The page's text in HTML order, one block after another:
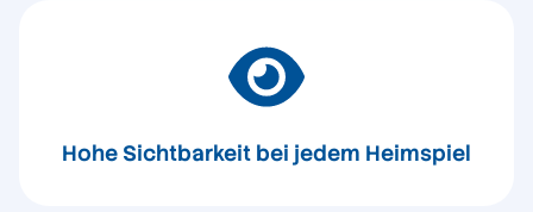
Hohe Sichtbarkeit bei jedem Heimspiel